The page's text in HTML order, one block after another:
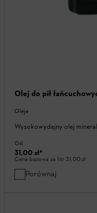
Olej do pił
Oleje
Wysokowydajny olej
Od
31,00 zł*
Cena bazowa za litr31,00 zł
Porównaj